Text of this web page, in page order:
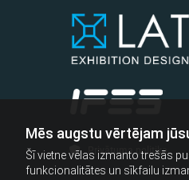
Mēs augstu vērtējam
Šī vietne vēlas izmanto trešās
funkcionalitātes un sīkfailu
Privātuma politika